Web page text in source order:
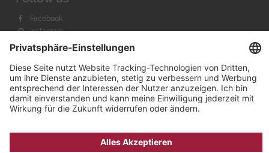
Facebook
Instagram
Youtube
© 2026 byBachmann & Scher GmbH / Watchandco GmbH